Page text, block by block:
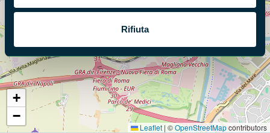
Rifiuta
+
−
Leaflet | ©OpenStreetMapcontributors